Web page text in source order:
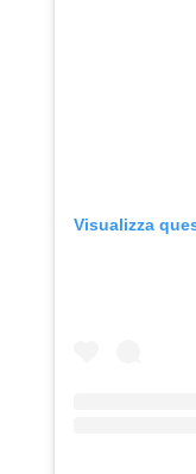
Visualizza